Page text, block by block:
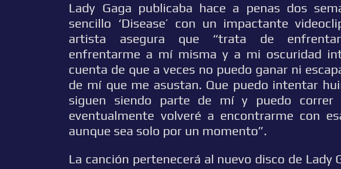
Lady Gaga publicaba hace a penas dos
sencillo ‘Disease’ con un impactante
artista asegura que “trata de
enfrentarme a mí misma y a mi oscuridad
cuenta de que a veces no puedo ganar ni
de mí que me asustan. Que puedo intentar
siguen siendo parte de mí y puedo correr
eventualmente volveré a encontrarme con
aunque sea solo por un momento”.
La canción pertenecerá al nuevo disco de Lady